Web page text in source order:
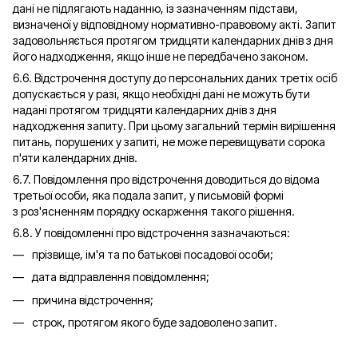
дані не підлягають наданню, із зазначенням підстави,
визначеної у відповідному нормативно-правовому акті. Запит
задовольняється протягом тридцяти календарних днів з дня
його надходження, якщо інше не передбачено законом.
6.6. Відстрочення доступу до персональних даних третіх осіб
допускається у разі, якщо необхідні дані не можуть бути
надані протягом тридцяти календарних днів з дня
надходження запиту. При цьому загальний термін вирішення
питань, порушених у запиті, не може перевищувати сорока
п'яти календарних днів.
6.7. Повідомлення про відстрочення доводиться до відома
третьої особи, яка подала запит, у письмовій формі
з роз'ясненням порядку оскарження такого рішення.
6.8. У повідомленні про відстрочення зазначаються:
прізвище, ім'я та по батькові посадової особи;
дата відправлення повідомлення;
причина відстрочення;
строк, протягом якого буде задоволено запит.